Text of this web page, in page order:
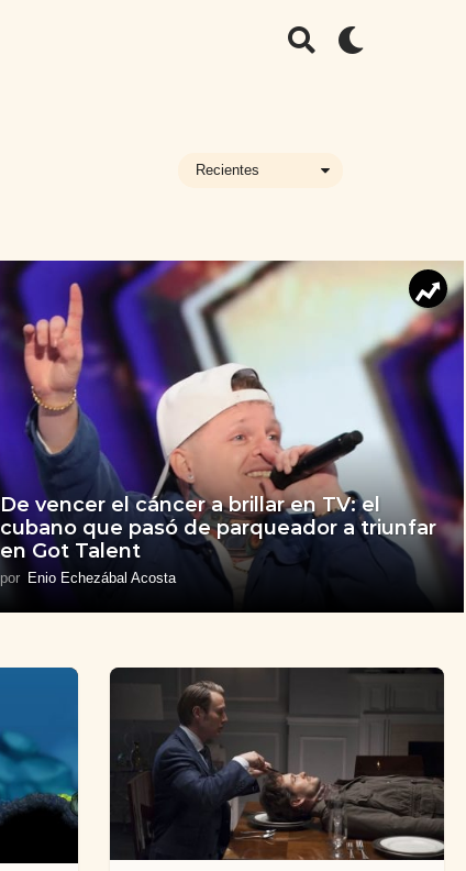
Recientes
De vencer el cáncer a brillar en TV: el
cubano que pasó de parqueador a triunfar
en Got Talent
por Enio Echezábal Acosta